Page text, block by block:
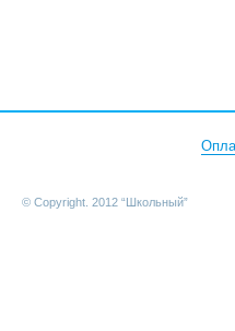
© Copyright. 2012 “Школьный”